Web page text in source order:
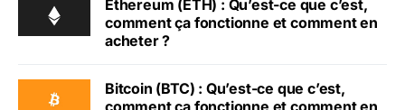
Ethereum (ETH) : Qu’est-ce que c’est,
comment ça fonctionne et comment en
acheter ?
Bitcoin (BTC) : Qu’est-ce que c’est,
comment ça fonctionne et comment en